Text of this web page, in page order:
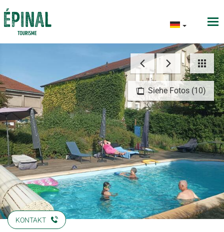
Siehe Fotos (10)
KONTAKT